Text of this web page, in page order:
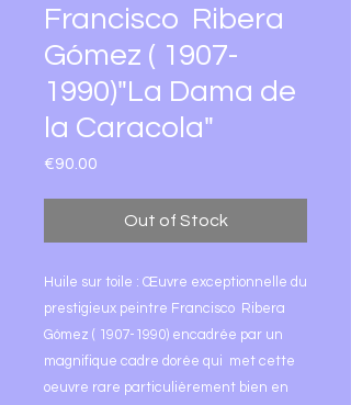
Francisco Ribera
Gómez ( 1907-
1990)"La Dama de
la Caracola"
€90.00
Out of Stock
Huile sur toile : Œuvre exceptionnelle du
prestigieux peintre Francisco Ribera
Gómez ( 1907-1990) encadrée par un
magnifique cadre dorée qui met cette
oeuvre rare particulièrement bien en